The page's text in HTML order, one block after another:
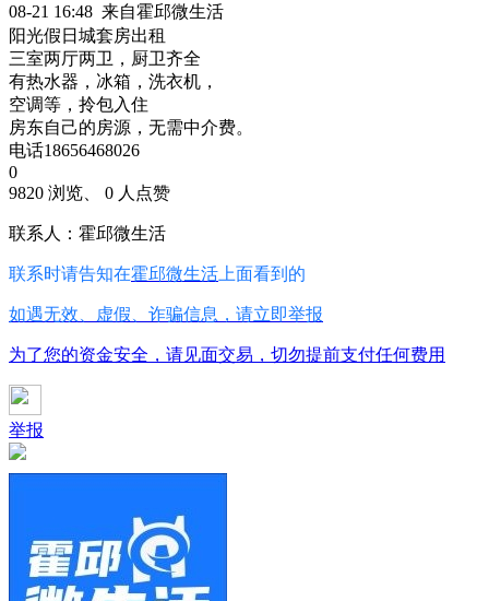
08-21 16:48 来自霍邱微生活
阳光假日城套房出租
三室两厅两卫，厨卫齐全
有热水器，冰箱，洗衣机，
空调等，拎包入住
房东自己的房源，无需中介费。
电话18656468026
0
9820 浏览、 0 人点赞
联系人：霍邱微生活
联系时请告知在霍邱微生活 上面看到的
如遇无效、虚假、诈骗信息，请立即举报
为了您的资金安全，请见面交易，切勿提前支付任何费用
举报